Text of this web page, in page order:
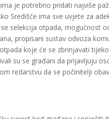
je potrebno pridati najviše
Središće ima sve uvjete za
selekcija otpada, mogućnost
propisani sustav odvoza
koje će se zbrinjavati
su se građani da prijavljuju
redarstvu da se počinitelji